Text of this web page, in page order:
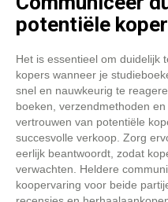
potentiële
Het is essentieel om duidelijk
kopers wanneer je
snel en nauwkeurig te
boeken, verzendmethoden
vertrouwen van potentiële
succesvolle verkoop. Zorg
eerlijk beantwoordt, zodat
verwachten. Heldere
koopervaring voor beide